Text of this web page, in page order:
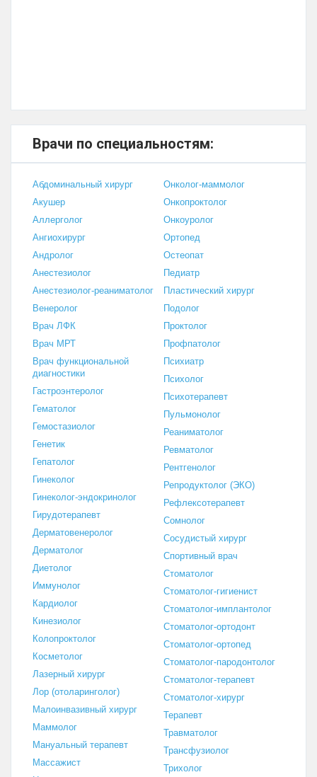
Врачи по специальностям:
Абдоминальный хирург
Акушер
Аллерголог
Ангиохирург
Андролог
Анестезиолог
Анестезиолог-реаниматолог
Венеролог
Врач ЛФК
Врач МРТ
Врач функциональной
диагностики
Гастроэнтеролог
Гематолог
Гемостазиолог
Генетик
Гепатолог
Гинеколог
Гинеколог-эндокринолог
Гирудотерапевт
Дерматовенеролог
Дерматолог
Диетолог
Иммунолог
Кардиолог
Кинезиолог
Колопроктолог
Косметолог
Лазерный хирург
Лор (отоларинголог)
Малоинвазивный хирург
Маммолог
Мануальный терапевт
Массажист
Онколог-маммолог
Онкопроктолог
Онкоуролог
Ортопед
Остеопат
Педиатр
Пластический хирург
Подолог
Проктолог
Профпатолог
Психиатр
Психолог
Психотерапевт
Пульмонолог
Реаниматолог
Ревматолог
Рентгенолог
Репродуктолог (ЭКО)
Рефлексотерапевт
Сомнолог
Сосудистый хирург
Спортивный врач
Стоматолог
Стоматолог-гигиенист
Стоматолог-имплантолог
Стоматолог-ортодонт
Стоматолог-ортопед
Стоматолог-пародонтолог
Стоматолог-терапевт
Стоматолог-хирург
Терапевт
Травматолог
Трансфузиолог
Трихолог